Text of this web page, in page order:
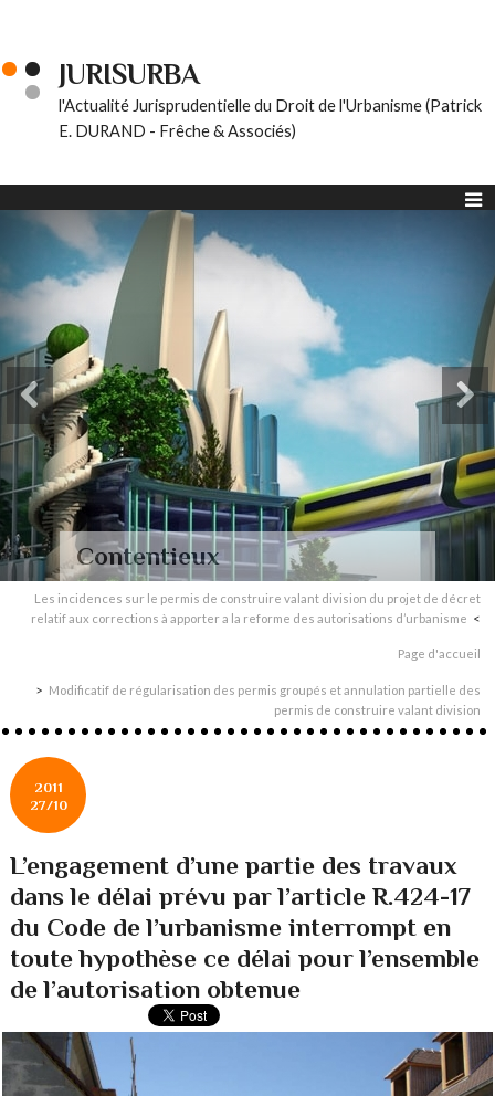
JURISURBA
l'Actualité Jurisprudentielle du Droit de l'Urbanisme (Patrick
E. DURAND - Frêche & Associés)
Contentieux
Les incidences sur le permis de construire valant division du projet de décret
relatif aux corrections à apporter a la reforme des autorisations d’urbanisme
Page d'accueil
Modificatif de régularisation des permis groupés et annulation partielle des
permis de construire valant division
2011
27/10
L’engagement d’une partie des travaux
dans le délai prévu par l’article R.424-17
du Code de l’urbanisme interrompt en
toute hypothèse ce délai pour l’ensemble
de l’autorisation obtenue